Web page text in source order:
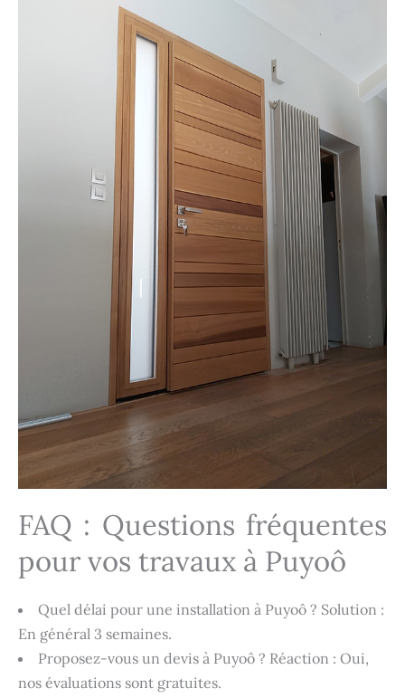
FAQ : Questions fréquentes
pour vos travaux à Puyoô
Quel délai pour une installation à Puyoô ? Solution :
En général 3 semaines.
Proposez-vous un devis à Puyoô ? Réaction : Oui,
nos évaluations sont gratuites.